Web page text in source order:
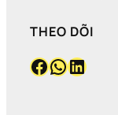
THEO DÕI
Facebook WhatsApp LinkedIn